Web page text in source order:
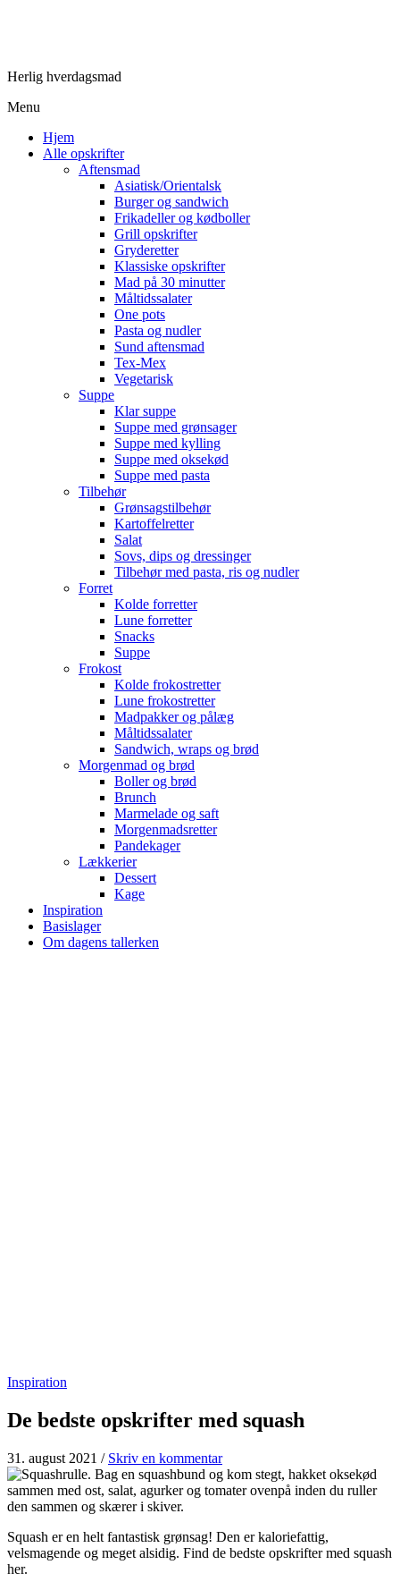
Herlig hverdagsmad
Menu
Hjem
Alle opskrifter
Aftensmad
Asiatisk/Orientalsk
Burger og sandwich
Frikadeller og kødboller
Grill opskrifter
Gryderetter
Klassiske opskrifter
Mad på 30 minutter
Måltidssalater
One pots
Pasta og nudler
Sund aftensmad
Tex-Mex
Vegetarisk
Suppe
Klar suppe
Suppe med grønsager
Suppe med kylling
Suppe med oksekød
Suppe med pasta
Tilbehør
Grønsagstilbehør
Kartoffelretter
Salat
Sovs, dips og dressinger
Tilbehør med pasta, ris og nudler
Forret
Kolde forretter
Lune forretter
Snacks
Suppe
Frokost
Kolde frokostretter
Lune frokostretter
Madpakker og pålæg
Måltidssalater
Sandwich, wraps og brød
Morgenmad og brød
Boller og brød
Brunch
Marmelade og saft
Morgenmadsretter
Pandekager
Lækkerier
Dessert
Kage
Inspiration
Basislager
Om dagens tallerken
Inspiration
De bedste opskrifter med squash
31. august 2021 / Skriv en kommentar
Squash er en helt fantastisk grønsag! Den er kaloriefattig,
velsmagende og meget alsidig. Find de bedste opskrifter med squash
her.